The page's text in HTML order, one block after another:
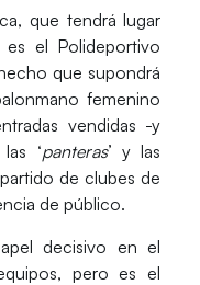
que tendrá lugar
es el Polideportivo
que supondrá
femenino
vendidas -y
‘panteras’ y las
de clubes de
de público.
decisivo en el
pero es el